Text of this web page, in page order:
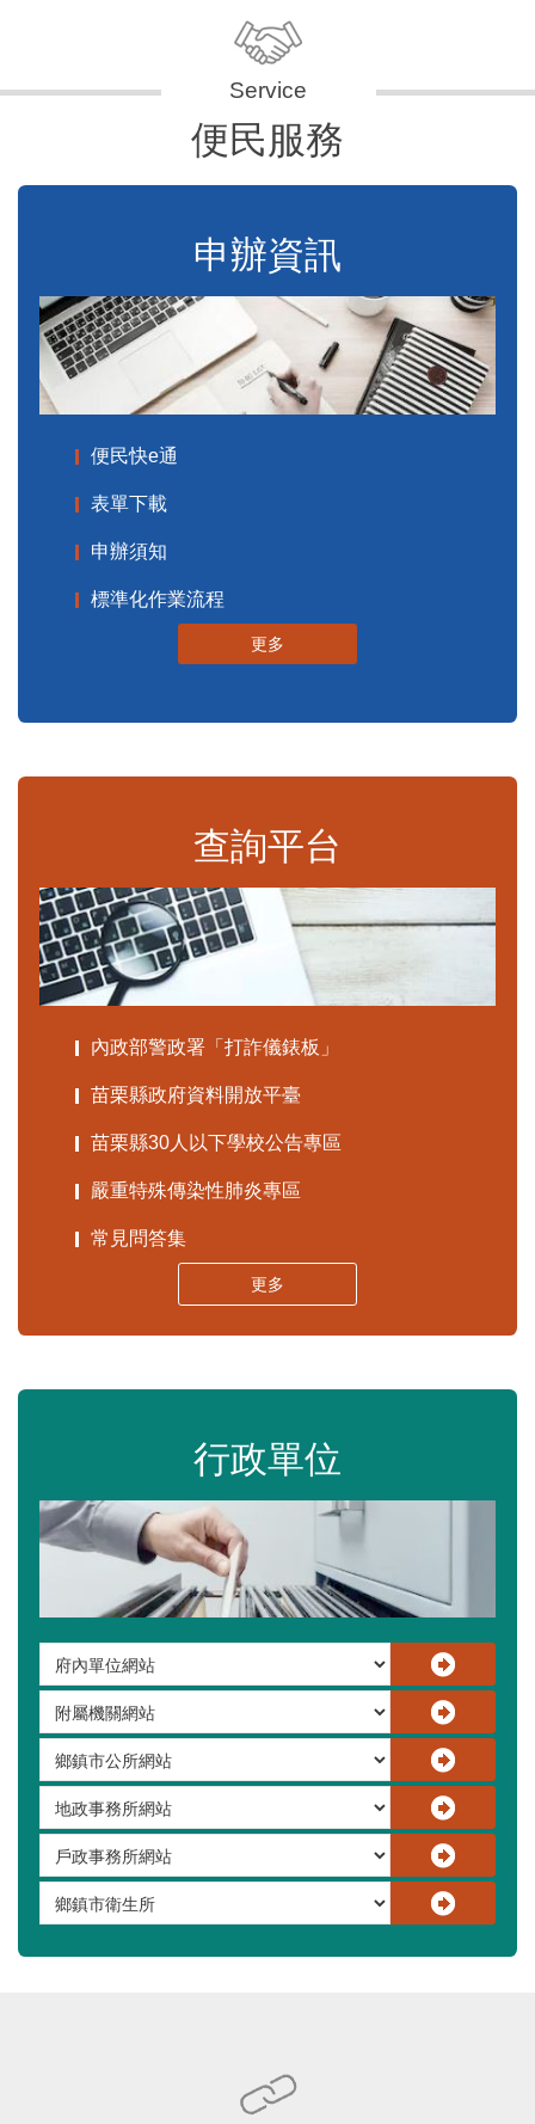
便民服務
申辦資訊
便民快e通
表單下載
申辦須知
標準化作業流程
更多
查詢平台
內政部警政署「打詐儀錶板」
苗栗縣政府資料開放平臺
苗栗縣30人以下學校公告專區
嚴重特殊傳染性肺炎專區
常見問答集
更多
行政單位